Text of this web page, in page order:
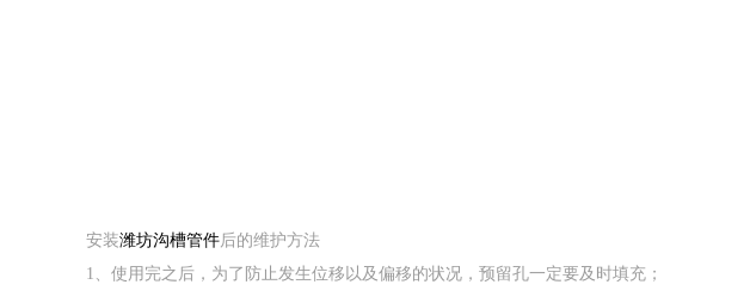
安装潍坊沟槽管件后的维护方法
1、使用完之后，为了防止发生位移以及偏移的状况，预留孔一定要及时填充；